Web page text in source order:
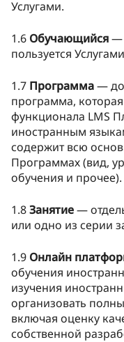
Услугами.
1.6 Обучающийся—
пользуется
1.7 Программа—
программа,
функционала LMS
иностранным
содержит всю
Программах (вид,
обучения и прочее).
1.8Занятие—
или одно из серии
1.9 Онлайн
обучения
изучения
организовать
включая оценку
собственной